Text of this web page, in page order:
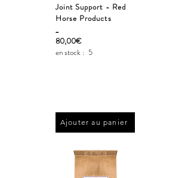
Joint Support - Red
Horse Products
_
80,00€
en stock : 5
Ajouter au panier